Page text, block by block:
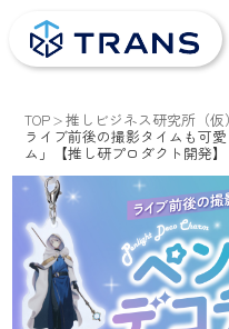
TOP 推しビジネス研究所（仮）
ライブ前後の撮影タイムも可
ム」【推し研プロダクト開発】